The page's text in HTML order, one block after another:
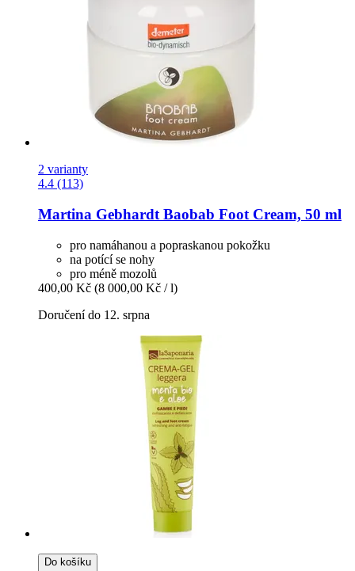
2 varianty
4.4 (113)
Martina Gebhardt Baobab Foot Cream, 50 ml
pro namáhanou a popraskanou pokožku
na potící se nohy
pro méně mozolů
400,00 Kč (8 000,00 Kč / l)
Doručení do 12. srpna
Do košíku